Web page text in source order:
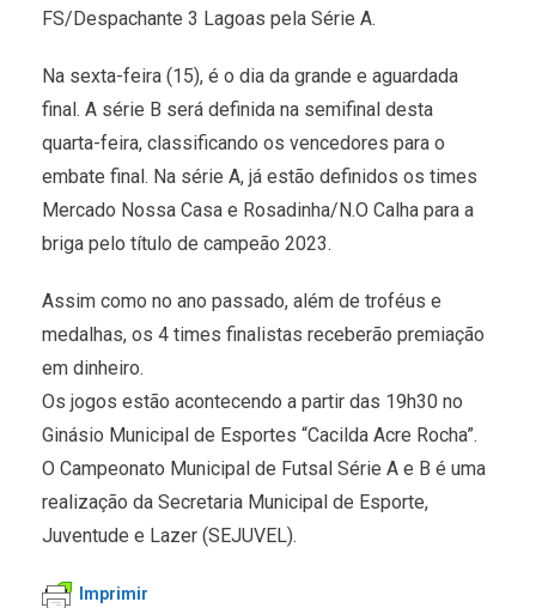
FS/Despachante 3 Lagoas pela Série A.
Na sexta-feira (15), é o dia da grande e aguardada
final. A série B será definida na semifinal desta
quarta-feira, classificando os vencedores para o
embate final. Na série A, já estão definidos os times
Mercado Nossa Casa e Rosadinha/N.O Calha para a
briga pelo título de campeão 2023.
Assim como no ano passado, além de troféus e
medalhas, os 4 times finalistas receberão premiação
em dinheiro.
Os jogos estão acontecendo a partir das 19h30 no
Ginásio Municipal de Esportes “Cacilda Acre Rocha”.
O Campeonato Municipal de Futsal Série A e B é uma
realização da Secretaria Municipal de Esporte,
Juventude e Lazer (SEJUVEL).
Imprimir